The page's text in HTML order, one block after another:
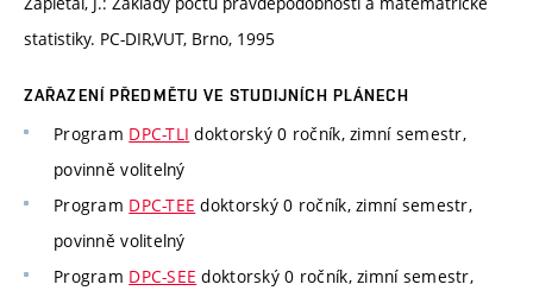
statistiky. PC-DIR,VUT, Brno, 1995
ZAŘAZENÍ PŘEDMĚTU VE STUDIJNÍCH PLÁNECH
Program DPC-TLI doktorský 0 ročník, zimní semestr,
povinně volitelný
Program DPC-TEE doktorský 0 ročník, zimní semestr,
povinně volitelný
Program DPC-SEE doktorský 0 ročník, zimní semestr,